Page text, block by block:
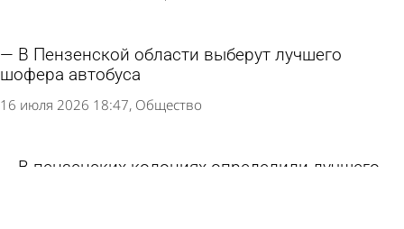
В Пензенской области выберут лучшего
шофера автобуса
16 июля 2026 18:47 Общество
В пензенских колониях определили лучшего